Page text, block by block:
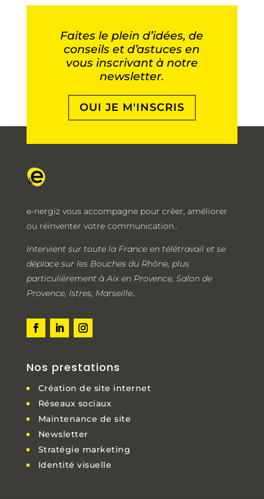
Faites le plein d’idées, de
conseils et d’astuces en
vous inscrivant à notre
newsletter.
OUI JE M'INSCRIS
e-nergiz vous accompagne pour créer, améliorer
ou réinventer votre communication..
Intervient sur toute la France en télétravail et se
déplace sur les Bouches du Rhône, plus
particulièrement à Aix en Provence, Salon de
Provence, Istres, Marseille..
Nos prestations
Création de site internet
Réseaux sociaux
Maintenance de site
Newsletter
Stratégie marketing
Identité visuelle